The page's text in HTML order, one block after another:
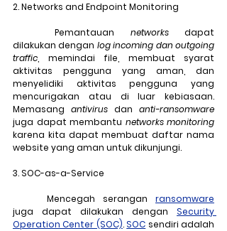
2. Networks and Endpoint Monitoring
	Pemantauan
networks dapat
dilakukan dengan log incoming dan outgoing
traffic , memindai file, membuat syarat
aktivitas pengguna yang aman, dan
menyelidiki aktivitas pengguna yang
mencurigakan atau di luar kebiasaan.
Memasang antivirus dan anti-ransomware
juga dapat membantu networks monitoring
karena kita dapat membuat daftar nama
website yang aman untuk dikunjungi.
3. SOC-as-a-Service
	Mencegah serangan
ransomware
juga dapat dilakukan dengan Security
Operation Center (SOC). SOC sendiri adalah